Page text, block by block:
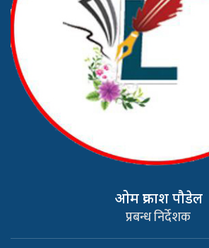
ओम प्रकाश पौडेल
प्रबन्ध निर्देशक